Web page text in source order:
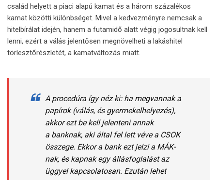
család helyett a piaci alapú kamat és a három százalékos
kamat közötti különbséget. Mivel a kedvezményre nemcsak a
hitelbírálat idején, hanem a futamidő alatt végig jogosultnak kell
lenni, ezért a válás jelentősen megnövelheti a lakáshitel
törlesztőrészletét, a kamatváltozás miatt.
A procedúra így néz ki: ha megvannak a
papírok (válás, és gyermekelhelyezés),
akkor ezt be kell jelenteni annak
a banknak, aki által fel lett véve a CSOK
összege. Ekkor a bank ezt jelzi a MÁK-
nak, és kapnak egy állásfoglalást az
üggyel kapcsolatosan. Ezután lehet